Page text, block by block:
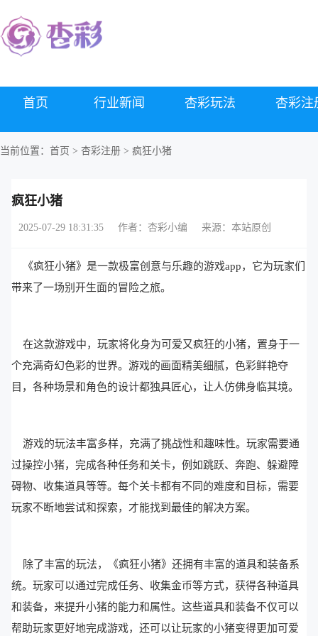
首页 行业新闻 杏彩玩法 杏彩注
当前位置： 首页 > 杏彩注册 > 疯狂小猪
疯狂小猪
2025-07-29 18:31:35 作者：杏彩小编 来源：本站原创
《疯狂小猪》是一款极富创意与乐趣的游戏app，它为玩家们
带来了一场别开生面的冒险之旅。
在这款游戏中，玩家将化身为可爱又疯狂的小猪，置身于一
个充满奇幻色彩的世界。游戏的画面精美细腻，色彩鲜艳夺
目，各种场景和角色的设计都独具匠心，让人仿佛身临其境。
游戏的玩法丰富多样，充满了挑战性和趣味性。玩家需要通
过操控小猪，完成各种任务和关卡，例如跳跃、奔跑、躲避障
碍物、收集道具等等。每个关卡都有不同的难度和目标，需要
玩家不断地尝试和探索，才能找到最佳的解决方案。
除了丰富的玩法，《疯狂小猪》还拥有丰富的道具和装备系
统。玩家可以通过完成任务、收集金币等方式，获得各种道具
和装备，来提升小猪的能力和属性。这些道具和装备不仅可以
帮助玩家更好地完成游戏，还可以让玩家的小猪变得更加可爱